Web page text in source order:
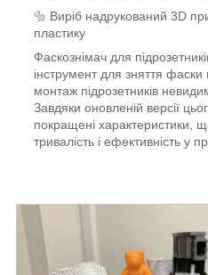
🔩 Виріб надрукований 3D
пластику
Фаскознімач для
інструмент для зняття фаски
монтаж підрозетників
Завдяки оновленій версії
покращені характеристики,
тривалість і ефективність у